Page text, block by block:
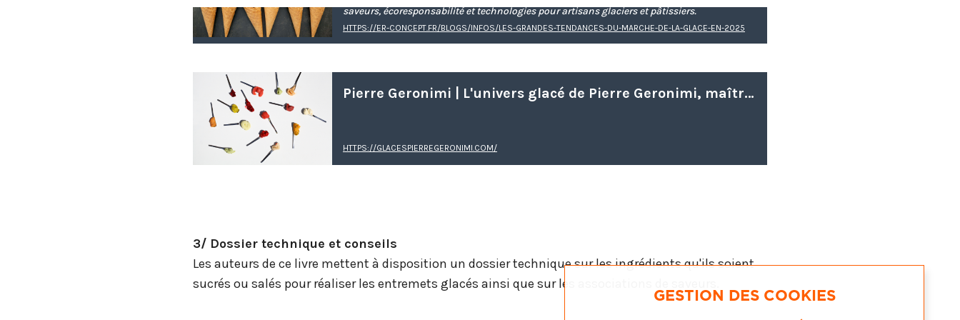
saveurs, écoresponsabilité et technologies pour artisans glaciers et pâtissiers.
HTTPS://ER-CONCEPT.FR/BLOGS/INFOS/LES-GRANDES-TENDANCES-DU-MARCHE-DE-LA-GLACE-EN-2025
Pierre Geronimi | L'univers glacé de Pierre Geronimi, maître artisan glacier, étonne par la finesse des goûts, par l'association des saveurs, et l'équilibre des textures.
HTTPS://GLACESPIERREGERONIMI.COM/
3/ Dossier technique et conseils
Les auteurs de ce livre mettent à disposition un dossier technique sur les ingrédients qu'ils soient
sucrés ou salés pour réaliser les entremets glacés ainsi que sur les associations de saveurs.
GESTION DES COOKIES